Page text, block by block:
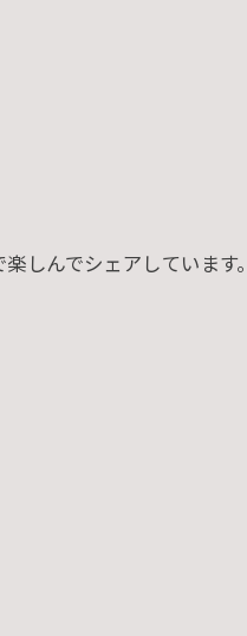
しんでシェアしています。